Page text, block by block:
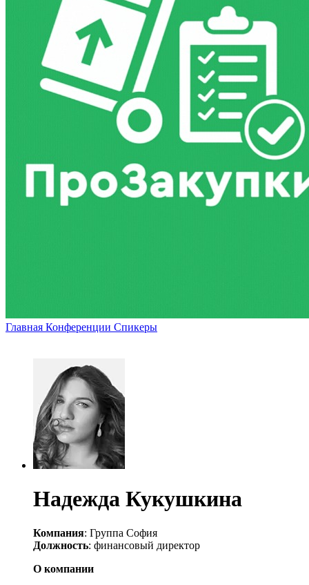
Главная Конференции Спикеры
Надежда Кукушкина
Компания: Группа София
Должность: финансовый директор
О компании